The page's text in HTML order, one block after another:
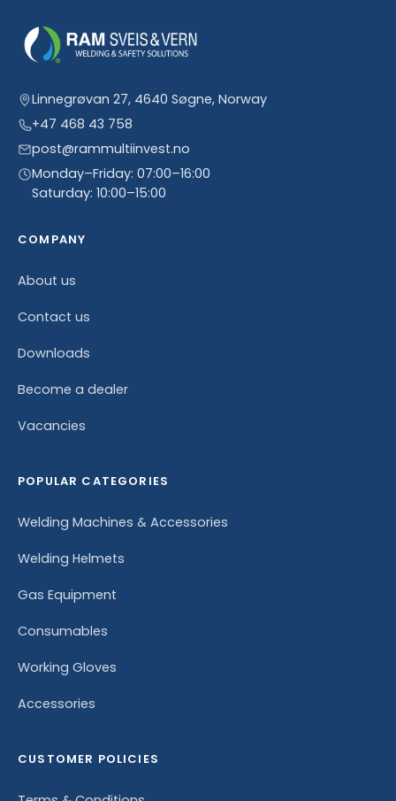
Linnegrøvan 27, 4640 Søgne, Norway
+47 468 43 758
post@rammultiinvest.no
Monday–Friday: 07:00–16:00
Saturday: 10:00–15:00
COMPANY
About us
Contact us
Downloads
Become a dealer
Vacancies
POPULAR CATEGORIES
Welding Machines & Accessories
Welding Helmets
Gas Equipment
Consumables
Working Gloves
Accessories
CUSTOMER POLICIES